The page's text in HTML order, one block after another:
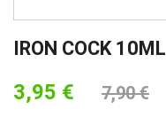
IRON COCK 10ML
3,95 € 7,90 €